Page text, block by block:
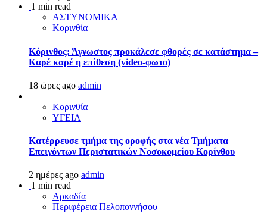
1 min read
ΑΣΤΥΝΟΜΙΚΑ
Κορινθία
Κόρινθος: Άγνωστος προκάλεσε φθορές σε κατάστημα –
Καρέ καρέ η επίθεση (video-φωτο)
18 ώρες ago admin
Κορινθία
ΥΓΕΙΑ
Kατέρρευσε τμήμα της οροφής στα νέα Τμήματα
Επειγόντων Περιστατικών Νοσοκομείου Κορίνθου
2 ημέρες ago admin
1 min read
Αρκαδία
Περιφέρεια Πελοποννήσου